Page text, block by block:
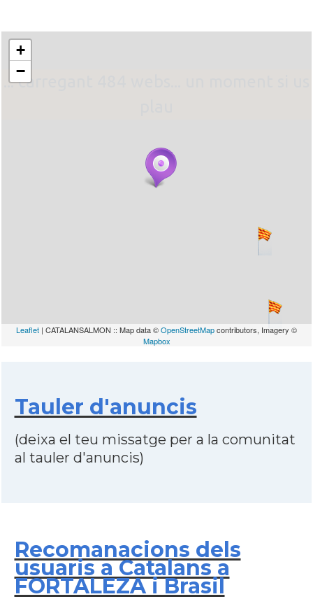
... carregant 484 webs... un moment si us
+
−
Leaflet | CATALANSALMON :: Map data ©OpenStreetMapcontributors, Imagery ©
Mapbox
Tauler d'anuncis
(deixa el teu missatge per a la comunitat
al tauler d'anuncis)
Recomanacions dels
usuaris a Catalans a
FORTALEZA i Brasil